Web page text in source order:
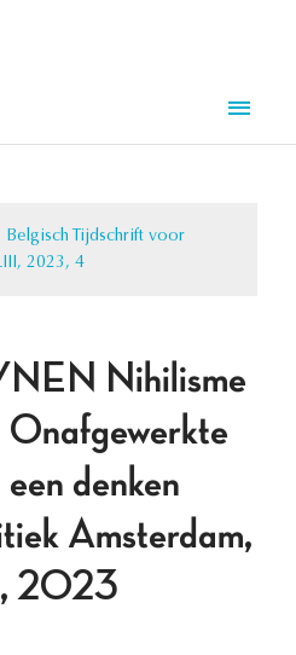
Belgisch Tijdschrift voor
2023, 4
Nihilisme
Onafgewerkte
denken
Amsterdam,
2023